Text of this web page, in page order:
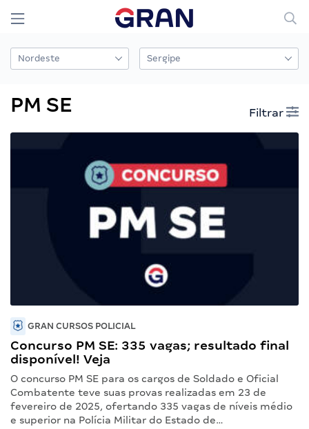
PM SE Filtrar
GRAN CURSOS POLICIAL
Concurso PM SE: 335 vagas; resultado final
disponível! Veja
O concurso PM SE para os cargos de Soldado e Oficial
Combatente teve suas provas realizadas em 23 de
fevereiro de 2025, ofertando 335 vagas de níveis médio
e superior na Polícia Militar do Estado de…